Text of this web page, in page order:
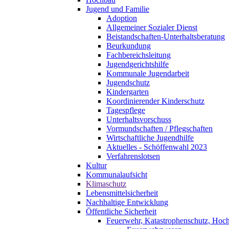
Jugend und Familie
Adoption
Allgemeiner Sozialer Dienst
Beistandschaften-Unterhaltsberatung
Beurkundung
Fachbereichsleitung
Jugendgerichtshilfe
Kommunale Jugendarbeit
Jugendschutz
Kindergarten
Koordinierender Kinderschutz
Tagespflege
Unterhaltsvorschuss
Vormundschaften / Pflegschaften
Wirtschaftliche Jugendhilfe
Aktuelles - Schöffenwahl 2023
Verfahrenslotsen
Kultur
Kommunalaufsicht
Klimaschutz
Lebensmittelsicherheit
Nachhaltige Entwicklung
Öffentliche Sicherheit
Feuerwehr, Katastrophenschutz,